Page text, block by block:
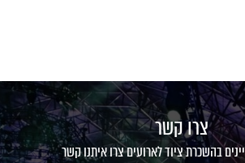
צרו קשר
בהשכרת ציוד לארועים צרו איתנו קשר